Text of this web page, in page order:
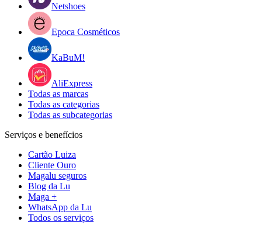
Netshoes
Epoca Cosméticos
KaBuM!
AliExpress
Todas as marcas
Todas as categorias
Todas as subcategorias
Serviços e benefícios
Cartão Luiza
Cliente Ouro
Magalu seguros
Blog da Lu
Maga +
WhatsApp da Lu
Todos os serviços